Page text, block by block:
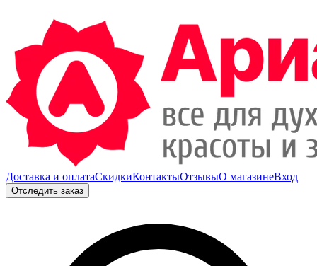
Доставка и оплатаСкидкиКонтактыОтзывыО магазинеВход
Отследить заказ